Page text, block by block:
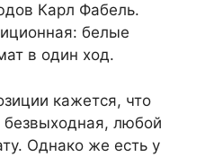
Карл Фабель.
белые
в один ход.
кажется, что
безвыходная, любой
Однако же есть у